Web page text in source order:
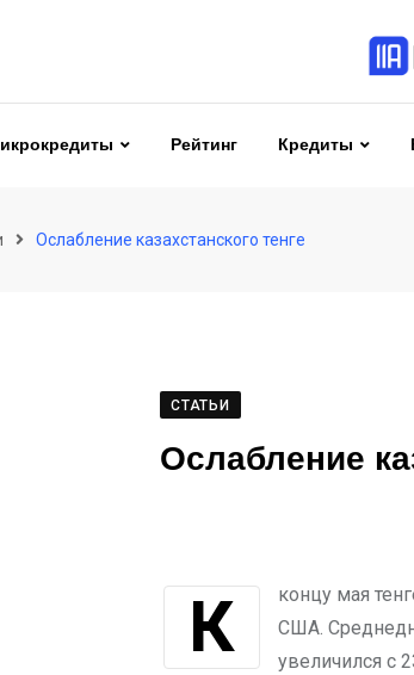
Рейтинг Кредиты
Ослабление казахстанского тенге
СТАТЬИ
Ослабление
К концу мая тенге ослаб на 1,2%, достигнув курса 447,25 тенге за 1 доллар
США.
увеличился с